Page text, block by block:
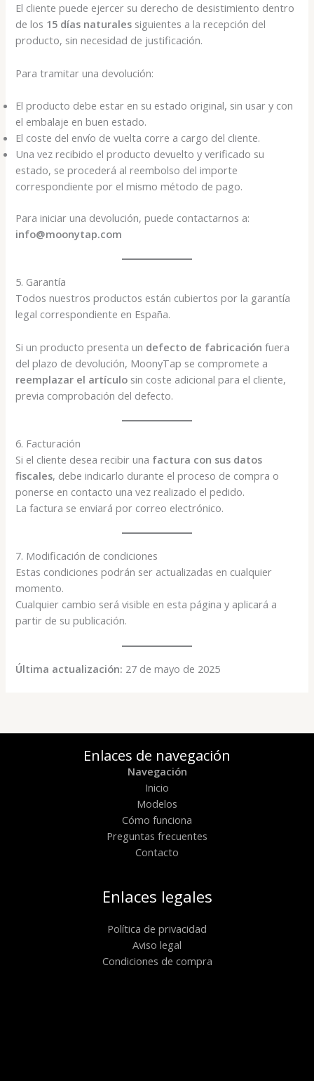
El cliente puede ejercer su derecho de desistimiento dentro
de los 15 días naturales siguientes a la recepción del
producto, sin necesidad de justificación.
Para tramitar una devolución:
El producto debe estar en su estado original, sin usar y con
el embalaje en buen estado.
El coste del envío de vuelta corre a cargo del cliente.
Una vez recibido el producto devuelto y verificado su
estado, se procederá al reembolso del importe
correspondiente por el mismo método de pago.
Para iniciar una devolución, puede contactarnos a:
info@moonytap.com
5. Garantía
Todos nuestros productos están cubiertos por la garantía
legal correspondiente en España.
Si un producto presenta un defecto de fabricación fuera
del plazo de devolución, MoonyTap se compromete a
reemplazar el artículo sin coste adicional para el cliente,
previa comprobación del defecto.
6. Facturación
Si el cliente desea recibir una factura con sus datos
fiscales, debe indicarlo durante el proceso de compra o
ponerse en contacto una vez realizado el pedido.
La factura se enviará por correo electrónico.
7. Modificación de condiciones
Estas condiciones podrán ser actualizadas en cualquier
momento.
Cualquier cambio será visible en esta página y aplicará a
partir de su publicación.
Última actualización: 27 de mayo de 2025
Enlaces de navegación
Navegación
Inicio
Modelos
Cómo funciona
Preguntas frecuentes
Contacto
Enlaces legales
Política de privacidad
Aviso legal
Condiciones de compra